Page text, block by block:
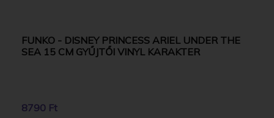
FUNKO - DISNEY PRINCESS ARIEL UNDER THE
SEA 15 CM GYŰJTŐI VINYL KARAKTER
8790 Ft